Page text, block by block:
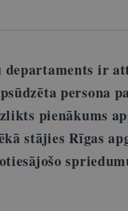
ir
persona
pienākums
stājies Rīgas